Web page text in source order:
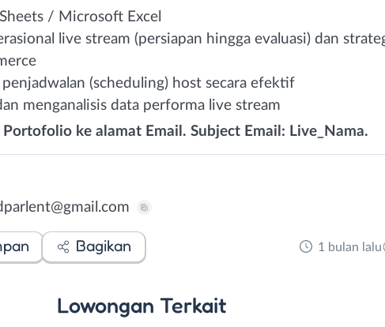
/ Microsoft Excel
live stream (persiapan hingga evaluasi) dan
(scheduling) host secara efektif
menganalisis data performa live stream
ke alamat Email. Subject Email: Live_Nama.
Bagikan 1 bulan lalu
Lowongan Terkait